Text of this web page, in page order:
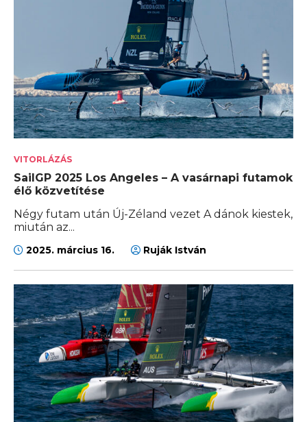
VITORLÁZÁS
SailGP 2025 Los Angeles – A vasárnapi futamok
élő közvetítése
Négy futam után Új-Zéland vezet A dánok kiestek,
miután az...
2025. március 16. Ruják István